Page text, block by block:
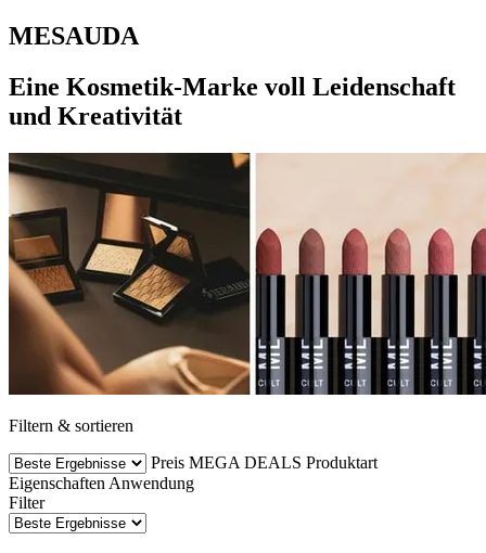
MESAUDA
Eine Kosmetik-Marke voll Leidenschaft
und Kreativität
Filtern & sortieren
Preis MEGA DEALS Produktart
Eigenschaften Anwendung
Filter